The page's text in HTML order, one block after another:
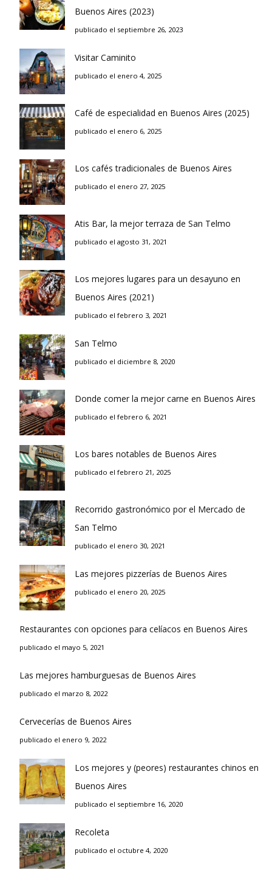
Buenos Aires (2023)
publicado el septiembre 26, 2023
Visitar Caminito
publicado el enero 4, 2025
Café de especialidad en Buenos Aires (2025)
publicado el enero 6, 2025
Los cafés tradicionales de Buenos Aires
publicado el enero 27, 2025
Atis Bar, la mejor terraza de San Telmo
publicado el agosto 31, 2021
Los mejores lugares para un desayuno en
Buenos Aires (2021)
publicado el febrero 3, 2021
San Telmo
publicado el diciembre 8, 2020
Donde comer la mejor carne en Buenos Aires
publicado el febrero 6, 2021
Los bares notables de Buenos Aires
publicado el febrero 21, 2025
Recorrido gastronómico por el Mercado de
San Telmo
publicado el enero 30, 2021
Las mejores pizzerías de Buenos Aires
publicado el enero 20, 2025
Restaurantes con opciones para celíacos en Buenos Aires
publicado el mayo 5, 2021
Las mejores hamburguesas de Buenos Aires
publicado el marzo 8, 2022
Cervecerías de Buenos Aires
publicado el enero 9, 2022
Los mejores y (peores) restaurantes chinos en
Buenos Aires
publicado el septiembre 16, 2020
Recoleta
publicado el octubre 4, 2020